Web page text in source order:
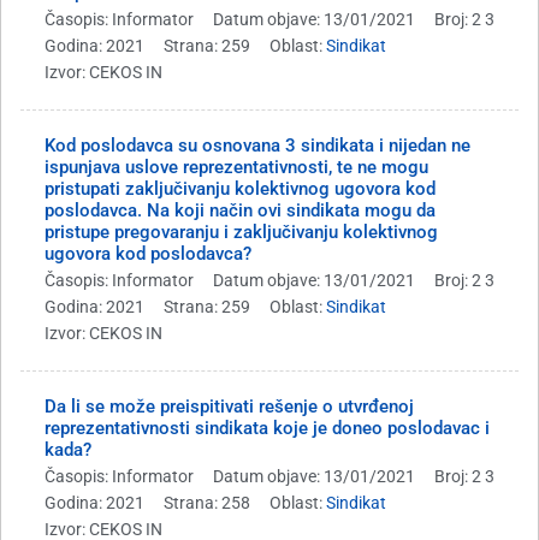
Časopis: Informator Datum objave: 13/01/2021
Broj: 2 3
Godina: 2021
Strana: 259 Oblast:Sindikat
Izvor: CEKOS IN
Kod poslodavca su osnovana 3 sindikata i nijedan ne
ispunjava uslove reprezentativnosti, te ne mogu
pristupati zaključivanju kolektivnog ugovora kod
poslodavca. Na koji način ovi sindikata mogu da
pristupe pregovaranju i zaključivanju kolektivnog
ugovora kod poslodavca?
Časopis: Informator Datum objave: 13/01/2021
Broj: 2 3
Godina: 2021
Strana: 259 Oblast:Sindikat
Izvor: CEKOS IN
Da li se može preispitivati rešenje o utvrđenoj
reprezentativnosti sindikata koje je doneo poslodavac i
kada?
Časopis: Informator Datum objave: 13/01/2021
Broj: 2 3
Godina: 2021
Strana: 258 Oblast:Sindikat
Izvor: CEKOS IN